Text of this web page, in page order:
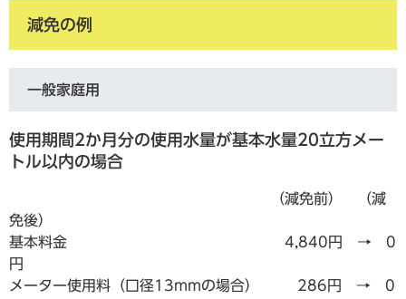
減免の例
一般家庭用
使用期間2か月分の使用水量が基本水量20立方メー
トル以内の場合
（減免前） （減
免後）
基本料金 4,840円 → 0
円
メーター使用料（口径13mmの場合） 286円 → 0